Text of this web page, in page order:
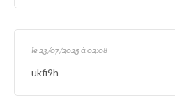
le 23/07/2025 à 02:08
ukfi9h